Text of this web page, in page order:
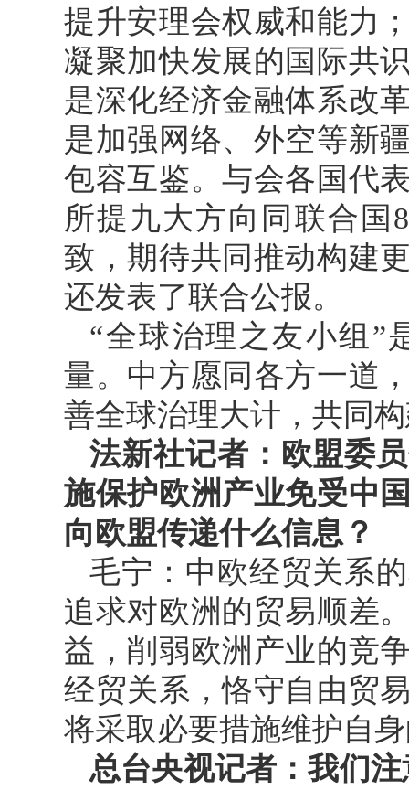
提升安理会权威和能力
凝聚加快发展的国际共
是深化经济金融体系改
是加强网络、外空等新
包容互鉴。与会各国代
所提九大方向同联合国
致，期待共同推动构建
还发表了联合公报。
“全球治理之友小组”
量。中方愿同各方一道
善全球治理大计，共同
法新社记者：欧盟委
施保护欧洲产业免受中
向欧盟传递什么信息？
毛宁：中欧经贸关系
追求对欧洲的贸易顺差
益，削弱欧洲产业的竞
经贸关系，恪守自由贸
将采取必要措施维护自
总台央视记者：我们